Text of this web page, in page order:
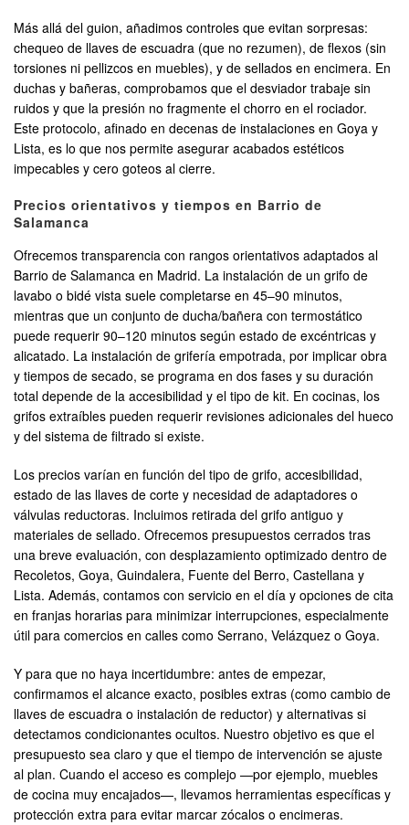
Más allá del guion, añadimos controles que evitan sorpresas:
chequeo de llaves de escuadra (que no rezumen), de flexos (sin
torsiones ni pellizcos en muebles), y de sellados en encimera. En
duchas y bañeras, comprobamos que el desviador trabaje sin
ruidos y que la presión no fragmente el chorro en el rociador.
Este protocolo, afinado en decenas de instalaciones en Goya y
Lista, es lo que nos permite asegurar acabados estéticos
impecables y cero goteos al cierre.
Precios orientativos y tiempos en Barrio de
Salamanca
Ofrecemos transparencia con rangos orientativos adaptados al
Barrio de Salamanca en Madrid. La instalación de un grifo de
lavabo o bidé vista suele completarse en 45–90 minutos,
mientras que un conjunto de ducha/bañera con termostático
puede requerir 90–120 minutos según estado de excéntricas y
alicatado. La instalación de grifería empotrada, por implicar obra
y tiempos de secado, se programa en dos fases y su duración
total depende de la accesibilidad y el tipo de kit. En cocinas, los
grifos extraíbles pueden requerir revisiones adicionales del hueco
y del sistema de filtrado si existe.
Los precios varían en función del tipo de grifo, accesibilidad,
estado de las llaves de corte y necesidad de adaptadores o
válvulas reductoras. Incluimos retirada del grifo antiguo y
materiales de sellado. Ofrecemos presupuestos cerrados tras
una breve evaluación, con desplazamiento optimizado dentro de
Recoletos, Goya, Guindalera, Fuente del Berro, Castellana y
Lista. Además, contamos con servicio en el día y opciones de cita
en franjas horarias para minimizar interrupciones, especialmente
útil para comercios en calles como Serrano, Velázquez o Goya.
Y para que no haya incertidumbre: antes de empezar,
confirmamos el alcance exacto, posibles extras (como cambio de
llaves de escuadra o instalación de reductor) y alternativas si
detectamos condicionantes ocultos. Nuestro objetivo es que el
presupuesto sea claro y que el tiempo de intervención se ajuste
al plan. Cuando el acceso es complejo —por ejemplo, muebles
de cocina muy encajados—, llevamos herramientas específicas y
protección extra para evitar marcar zócalos o encimeras.